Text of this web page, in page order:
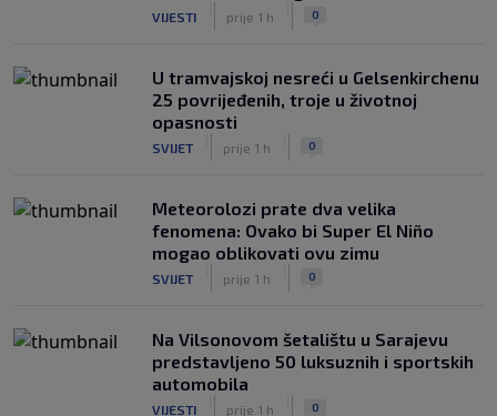
VIJESTI prije 1 h 0
U tramvajskoj nesreći u Gelsenkirchenu
25 povrijeđenih, troje u životnoj
opasnosti
SVIJET prije 1 h 0
Meteorolozi prate dva velika
fenomena: Ovako bi Super El Niño
mogao oblikovati ovu zimu
SVIJET prije 1 h 0
Na Vilsonovom šetalištu u Sarajevu
predstavljeno 50 luksuznih i sportskih
automobila
VIJESTI prije 1 h 0